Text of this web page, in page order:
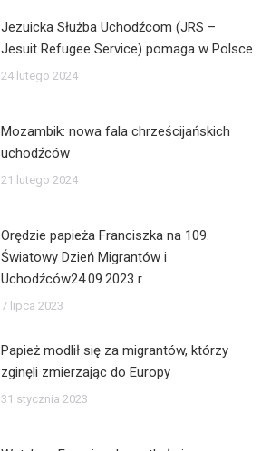
Jezuicka Służba Uchodźcom (JRS –
Jesuit Refugee Service) pomaga w Polsce
24 lutego 2024
Mozambik: nowa fala chrześcijańskich
uchodźców
21 lutego 2024
Orędzie papieża Franciszka na 109.
Światowy Dzień Migrantów i
Uchodźców24.09.2023 r.
7 lipca 2023
Papież modlił się za migrantów, którzy
zginęli zmierzając do Europy
31 stycznia 2023